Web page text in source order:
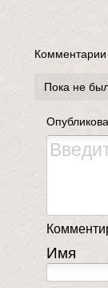
Комментарии
Пока не
Имя